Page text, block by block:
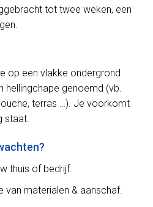
tot twee weken, een
op een vlakke ondergrond
genoemd (vb.
terras …). Je voorkomt
staat.
thuis of bedrijf.
van materialen & aanschaf.